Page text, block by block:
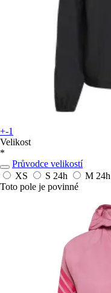
+-1
Velikost
*
Průvodce velikostí
XS
S 24h M 24h
Toto pole je povinné